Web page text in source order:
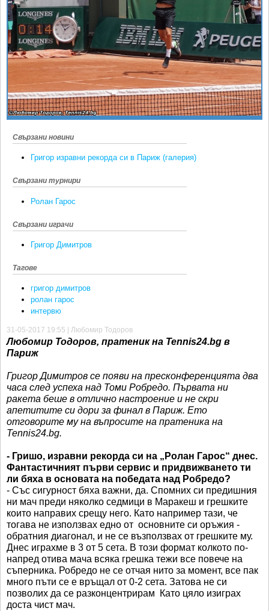
SOFIA OPEN
КЛУБОВЕ
БЛОГ
ЖЪЛТО
РАКЕТНИ
Ретро
Спорт&Фитнес
Други
Любители
Свързани новини
Григор изравни рекорда си в Париж (галерия)
Свързани турнири
Ролан Гарос
Свързани играчи
Григор Димитров
Тагове
григор димитров
ролан гарос
интервю
31-05-2017 19:55 | Любомир Тодоров
Любомир Тодоров, пратеник на Tennis24.bg в
Париж
Григор Димитров се появи на пресконференцията два
часа след успеха над Томи Робредо. Първата ни
ракета беше в отлично настроение и не скри
апетитите си дори за финал в Париж. Ето
отговорите му на въпросите на пратеника на
Tennis24.bg.
- Гришо, изравни рекорда си на „Ролан Гарос“ днес.
Фантастичният първи сервис и придвижването ти
ли бяха в основата на победата над Робредо?
- Със сигурност бяха важни, да. Спомних си предишния
ни мач преди няколко седмици в Маракеш и грешките
които направих срещу него. Като например тази, че
тогава не използвах едно от основните си оръжия -
обратния диагонал, и не се възползвах от грешките му.
Днес играхме в 3 от 5 сета. В този формат колкото по-
напред отива мача всяка грешка тежи все повече на
съперника. Робредо не се отчая нито за момент, все пак
много пъти се е връщал от 0-2 сета. Затова не си
позволих да се разконцентрирам Като цяло изиграх
доста чист мач.